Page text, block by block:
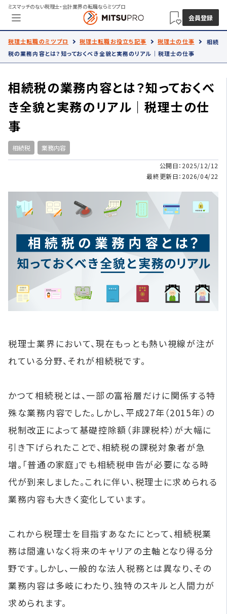
ミスマッチのない税理士・会計業界の転職ならミツプロ
会員登録
税理士転職のミツプロ 税理士転職お役立ち記事 税理士の仕事
相続
税の業務内容とは？知っておくべき全貌と実務のリアル｜税理士の仕事
相続税の業務内容とは？知っておくべ
き全貌と実務のリアル｜税理士の仕
事
相続税 業務内容
公開日：2025/12/12
最終更新日：2026/04/22
税理士業界において、現在もっとも熱い視線が注が
れている分野、それが相続税です。
かつて相続税とは、一部の富裕層だけに関係する特
殊な業務内容でした。しかし、平成27年（2015年）の
税制改正によって基礎控除額（非課税枠）が大幅に
引き下げられたことで、相続税の課税対象者が急
増。「普通の家庭」でも相続税申告が必要になる時
代が到来しました。これに伴い、税理士に求められる
業務内容も大きく変化しています。
これから税理士を目指すあなたにとって、相続税業
務は間違いなく将来のキャリアの主軸となり得る分
野です。しかし、一般的な法人税務とは異なり、その
業務内容は多岐にわたり、独特のスキルと人間力が
求められます。